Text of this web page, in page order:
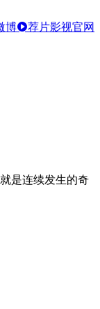
博
荐片影视官网
是连续发生的奇